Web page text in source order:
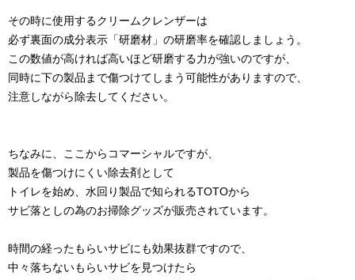
その時に使用するクリームクレンザーは
必ず裏面の成分表示「研磨材」の研磨率を確認しましょう。
この数値が高ければ高いほど研磨する力が強いのですが、
同時に下の製品まで傷つけてしまう可能性がありますので、
注意しながら除去してください。
ちなみに、ここからコマーシャルですが、
製品を傷つけにくい除去剤として
トイレを始め、水回り製品で知られるTOTOから
サビ落としの為のお掃除グッズが販売されています。
時間の経ったもらいサビにも効果抜群ですので、
中々落ちないもらいサビを見つけたら